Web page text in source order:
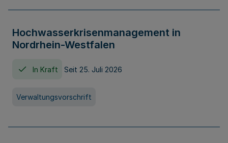
Hochwasserkrisenmanagement in
Nordrhein-Westfalen
In Kraft Seit 25. Juli 2026
Verwaltungsvorschrift